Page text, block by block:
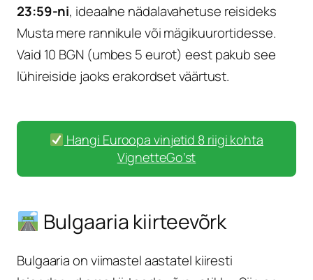
23:59-ni, ideaalne nädalavahetuse reisideks
Musta mere rannikule või mägikuurortidesse.
Vaid 10 BGN (umbes 5 eurot) eest pakub see
lühireiside jaoks erakordset väärtust.
Hangi Euroopa vinjetid 8 riigi kohta
VignetteGo’st
Bulgaaria kiirteevõrk
Bulgaaria on viimastel aastatel kiiresti